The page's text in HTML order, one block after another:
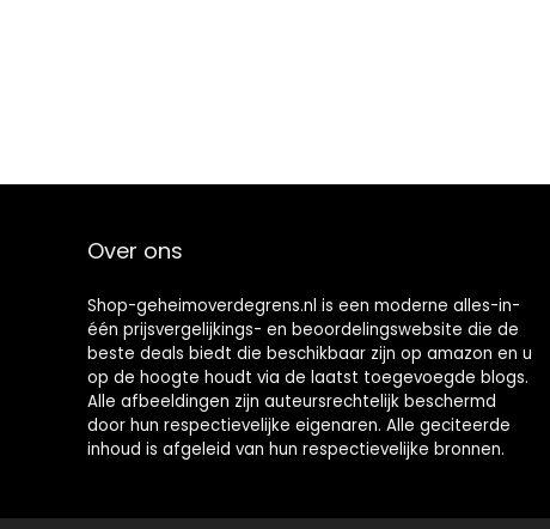
Over ons
Shop-geheimoverdegrens.nl is een moderne alles-in-
één prijsvergelijkings- en beoordelingswebsite die de
beste deals biedt die beschikbaar zijn op amazon en u
op de hoogte houdt via de laatst toegevoegde blogs.
Alle afbeeldingen zijn auteursrechtelijk beschermd
door hun respectievelijke eigenaren. Alle geciteerde
inhoud is afgeleid van hun respectievelijke bronnen.